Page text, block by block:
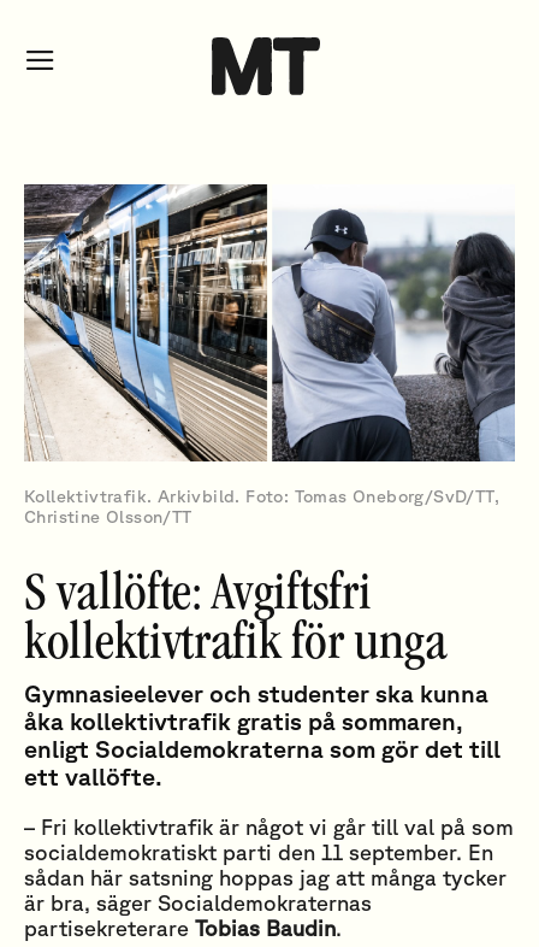
Kollektivtrafik. Arkivbild. Foto: Tomas Oneborg/SvD/TT,
Christine Olsson/TT
S vallöfte: Avgiftsfri
kollektivtrafik för unga
Gymnasieelever och studenter ska kunna
åka kollektivtrafik gratis på sommaren,
enligt Socialdemokraterna som gör det till
ett vallöfte.
– Fri kollektivtrafik är något vi går till val på som
socialdemokratiskt parti den 11 september. En
sådan här satsning hoppas jag att många tycker
är bra, säger Socialdemokraternas
partisekreterare Tobias Baudin.